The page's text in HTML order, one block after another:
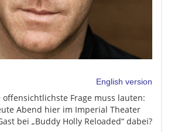
English version
offensichtlichste Frage muss lauten:
Abend hier im Imperial Theater
bei „Buddy Holly Reloaded“ dabei?